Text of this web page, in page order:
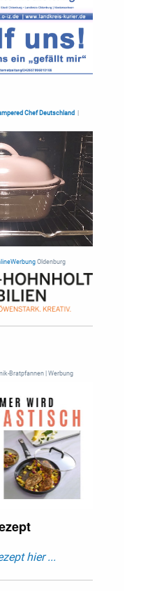
Chef Deutschland
Oldenburg
Bratpfannen | Werbung
hier ...